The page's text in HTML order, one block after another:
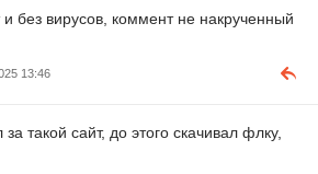
без вирусов, коммент не накрученный
13:46
такой сайт, до этого скачивал флку,